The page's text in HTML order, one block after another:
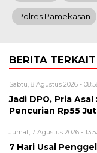
Polres Pamekasan
BERITA TERKAIT
Sabtu, 8 Agustus 2026 -
Jadi DPO, Pria
Pencurian Rp55
Jumat, 7 Agustus 2026 -
7 Hari Usai